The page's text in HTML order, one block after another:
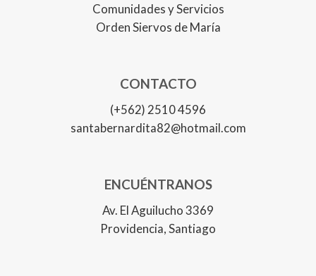
Comunidades y Servicios
Orden Siervos de María
CONTACTO
(+562) 2510 4596
santabernardita82@hotmail.com
ENCUÉNTRANOS
Av. El Aguilucho 3369
Providencia, Santiago